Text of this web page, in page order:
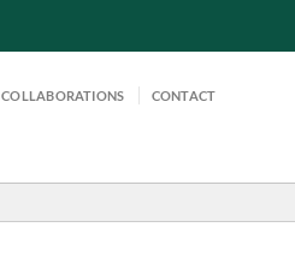
COLLABORATIONS CONTACT